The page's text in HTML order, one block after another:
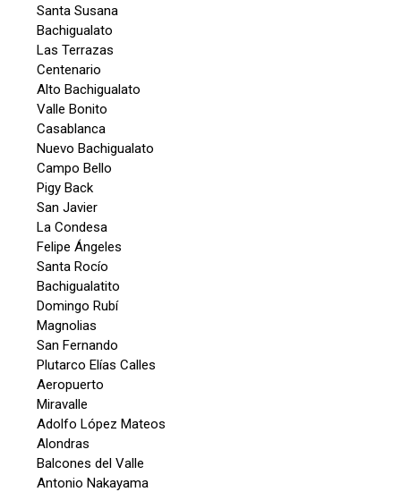
Santa Susana
Bachigualato
Las Terrazas
Centenario
Alto Bachigualato
Valle Bonito
Casablanca
Nuevo Bachigualato
Campo Bello
Pigy Back
San Javier
La Condesa
Felipe Ángeles
Santa Rocío
Bachigualatito
Domingo Rubí
Magnolias
San Fernando
Plutarco Elías Calles
Aeropuerto
Miravalle
Adolfo López Mateos
Alondras
Balcones del Valle
Antonio Nakayama